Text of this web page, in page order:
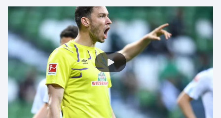
Házená
Jezdectví
Judo
Krasobruslení
Lezení